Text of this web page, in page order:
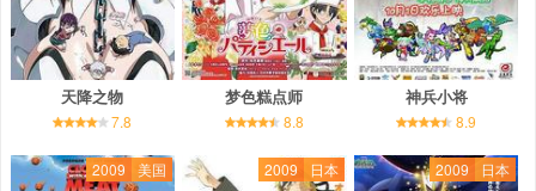
天降之物
7.8
梦色糕点师
8.8
神兵小将
8.9
2009 美国 2009 日本 2009 日本